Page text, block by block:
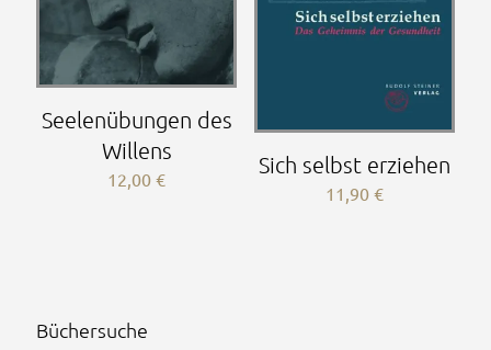
Seelenübungen des
Willens
12,00€
Sich selbst erziehen
11,90 €
Büchersuche